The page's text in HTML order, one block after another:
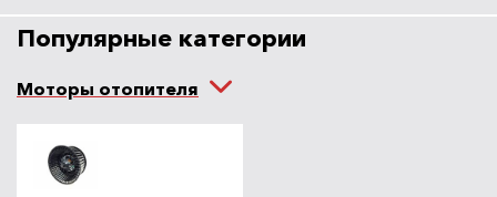
Популярные категории
Моторы отопителя